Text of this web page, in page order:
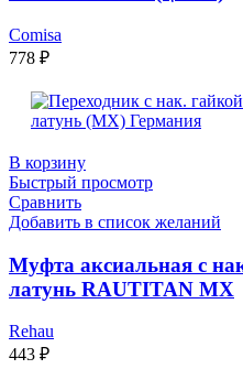
Comisa
778 ₽
В корзину
Быстрый просмотр
Сравнить
Добавить в список желаний
Муфта аксиальная с
латунь RAUTITAN MX
Rehau
443 ₽